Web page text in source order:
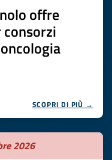
offre
SCOPRI DI PIÙ →
2026